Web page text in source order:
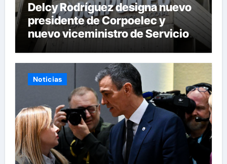
Delcy Rodríguez designa nuevo
presidente de Corpoelec y
nuevo viceministro de Servicios
Eléctricos
Noticias